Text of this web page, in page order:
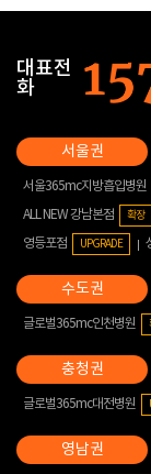
대표전
화
서울365mc지방흡입병원
ALL NEW 강남본점 확장
영등포점
UPGRADE
글로벌365mc인천병원
글로벌365mc대전병원